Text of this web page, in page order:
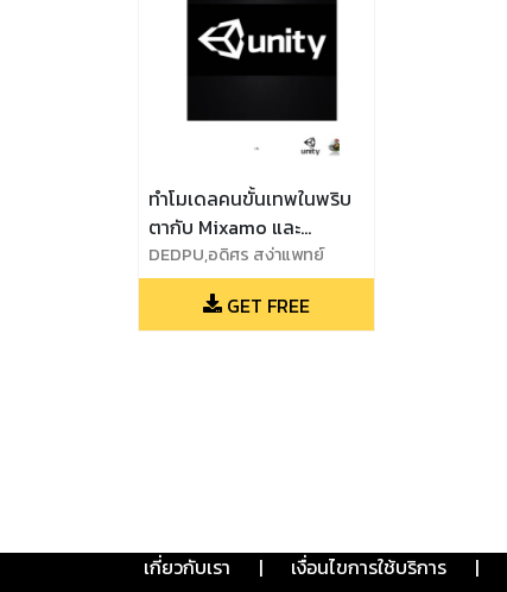
ทำโมเดลคนขั้นเทพในพริบ
ตากับ Mixamo และ
Unity3D
DEDPU,อดิศร สง่าแพทย์
GET FREE
เกี่ยวกับเรา | เงื่อนไขการใช้บริการ |